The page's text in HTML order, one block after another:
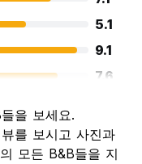
5.1
9.1
7.6
6.6
5.6
을 보세요.
를 보시고 사진과
모든 B&B들을 지